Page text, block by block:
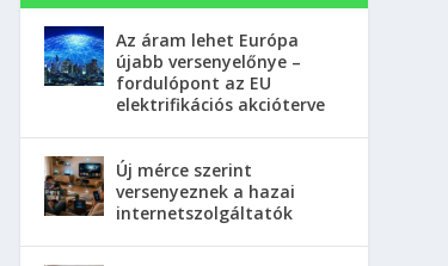
Az áram lehet Európa
újabb versenyelőnye –
fordulópont az EU
elektrifikációs akcióterve
Új mérce szerint
versenyeznek a hazai
internetszolgáltatók